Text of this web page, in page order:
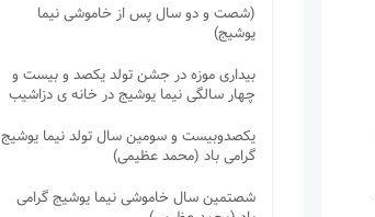
(شصت و دو سال پس از خاموشی نیما
یوشیج)
بیداری موزه در جشن تولد یکصد و بیست و
چهار سالگی نیما یوشیج در خانه ی دزاشیب
یکصدوبیست و سومین سال تولد نیما یوشیج
گرامی باد (محمد عظیمی)
شصتمین سال خاموشی نیما یوشیج گرامی